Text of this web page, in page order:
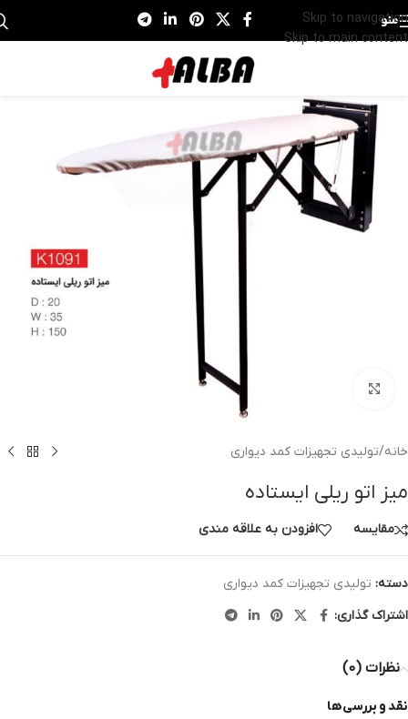
Skip to navigation
Skip to main content
منو
برای بزرگنمایی کلیک کنید
خانه/تولیدی تجهیزات کمد دیواری
میز اتو ریلی ایستاده
مقايسه افزودن به علاقه مندی
دسته: تولیدی تجهیزات کمد دیواری
اشتراک گذاری:
نظرات (0)
نقد و بررسی‌ها